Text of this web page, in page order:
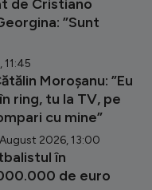
de Cristiano
”Sunt
Moroșanu: ”Eu
ring, tu la TV, pe
cu mine”
2026, 13:00
în
de euro